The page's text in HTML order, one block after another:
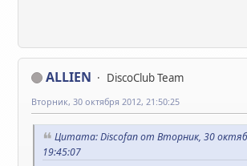
ALLIEN
DiscoClub Team
Вторник, 30 октября 2012, 21:50:25
Цитата: Discofan от Вторник, 30
19:45:07